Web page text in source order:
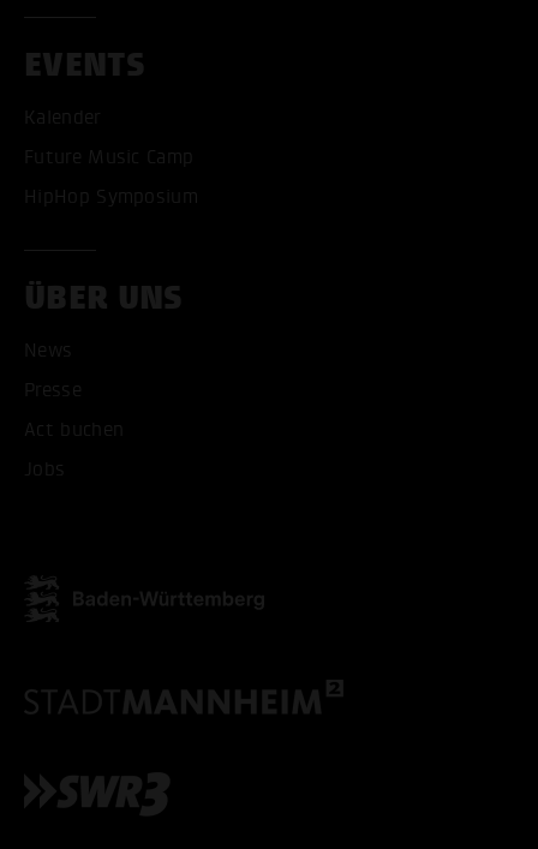
EVENTS
Kalender
Future Music Camp
HipHop Symposium
ÜBER UNS
News
Presse
Act buchen
Jobs